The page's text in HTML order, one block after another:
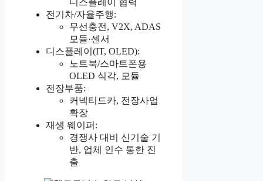
전기차/자율주행:
무선충전, V2X, ADAS
모듈·센서
디스플레이(IT, OLED):
노트북/스마트폰용
OLED 식각, 모듈
전장부품:
커넥티드카, 전장사업
확장
재생 웨이퍼:
경쟁사 대비 신기술 기
반, 업체 인수 통한 진
출